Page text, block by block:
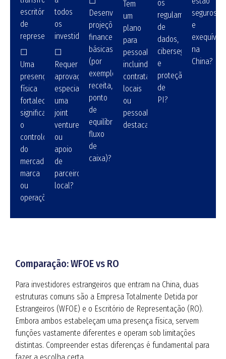
escritório
de
representação)?
☐
Uma
presença
física
fortalecerá
significativamente
o
controlo
do
mercado,
marca
ou
operações?
todos
os
investidores)?
☐
Requer
aprovações
especiais,
uma
joint
venture
ou
apoio
de
parceiro
local?
Desenvolveu
projeções
financeiras
básicas
(por
exemplo,
receita,
ponto
de
equilíbrio,
fluxo
de
caixa)?
Tem
um
plano
para
pessoal,
incluindo
contratações
locais
ou
pessoal
destacado?
os
regulamentos
de
dados,
cibersegurança
e
proteção
de
PI?
seguros
e
exequíveis
na
China?
Comparação: WFOE vs RO
Para investidores estrangeiros que entram na China, duas
estruturas comuns são a Empresa Totalmente Detida por
Estrangeiros (WFOE) e o Escritório de Representação (RO).
Embora ambos estabeleçam uma presença física, servem
funções vastamente diferentes e operam sob limitações
distintas. Compreender estas diferenças é fundamental para